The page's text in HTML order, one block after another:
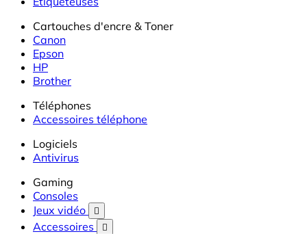
Cartouches d'encre & Toner
Canon
Epson
HP
Brother
Téléphones
Accessoires téléphone
Logiciels
Antivirus
Gaming
Consoles
Jeux vidéo

Accessoires 